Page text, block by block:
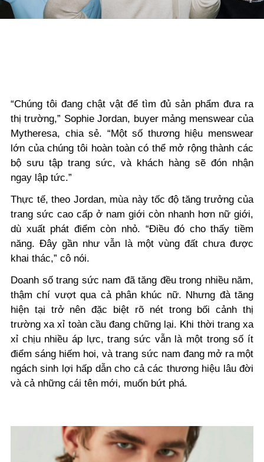
“Chúng tôi đang chật vật để tìm đủ sản phẩm đưa ra
thị trường,” Sophie Jordan, buyer mảng menswear của
Mytheresa, chia sẻ. “Một số thương hiệu menswear
lớn của chúng tôi hoàn toàn có thể mở rộng thành các
bộ sưu tập trang sức, và khách hàng sẽ đón nhận
ngay lập tức.”
Thực tế, theo Jordan, mùa này tốc độ tăng trưởng của
trang sức cao cấp ở nam giới còn nhanh hơn nữ giới,
dù xuất phát điểm còn nhỏ. “Điều đó cho thấy tiềm
năng. Đây gần như vẫn là một vùng đất chưa được
khai thác,” cô nói.
Doanh số trang sức nam đã tăng đều trong nhiều năm,
thậm chí vượt qua cả phân khúc nữ. Nhưng đà tăng
hiện tại trở nên đặc biệt rõ nét trong bối cảnh thị
trường xa xỉ toàn cầu đang chững lại. Khi thời trang xa
xỉ chịu nhiều áp lực, trang sức vẫn là một trong số ít
điểm sáng hiếm hoi, và trang sức nam đang mở ra một
ngách sinh lợi hấp dẫn cho cả các thương hiệu lâu đời
và cả những cái tên mới, muốn bứt phá.